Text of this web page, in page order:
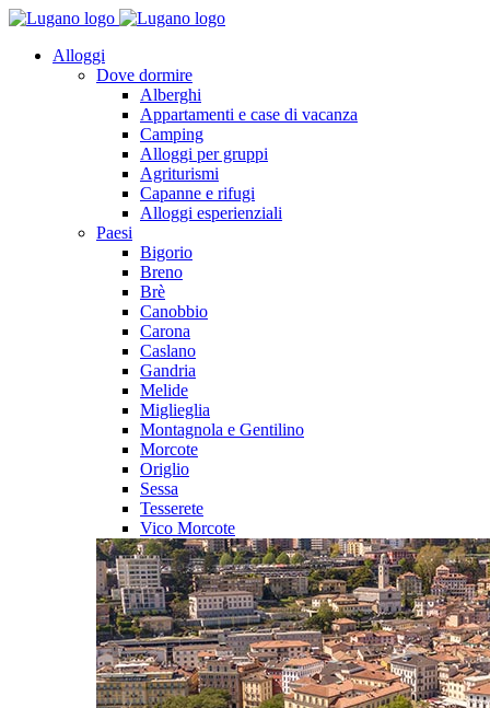
Alloggi
Dove dormire
Alberghi
Appartamenti e case di vacanza
Camping
Alloggi per gruppi
Agriturismi
Capanne e rifugi
Alloggi esperienziali
Paesi
Bigorio
Breno
Brè
Canobbio
Carona
Caslano
Gandria
Melide
Miglieglia
Montagnola e Gentilino
Morcote
Origlio
Sessa
Tesserete
Vico Morcote